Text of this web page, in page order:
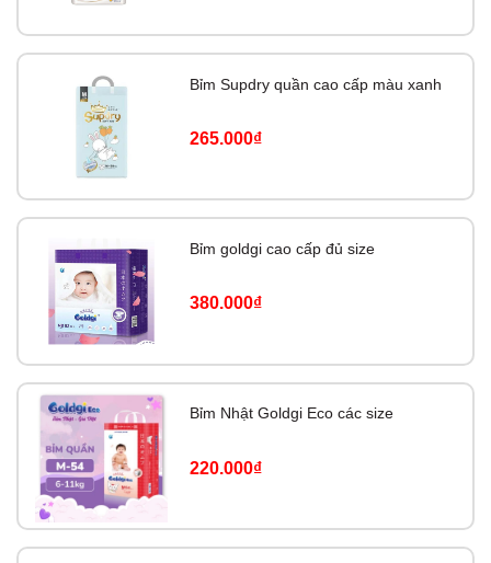
Bỉm Supdry quần cao cấp màu xanh
265.000₫
Bỉm goldgi cao cấp đủ size
380.000₫
Bỉm Nhật Goldgi Eco các size
220.000₫